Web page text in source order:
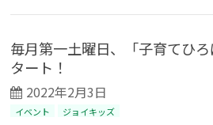
毎月第一土曜日、「子育てひ
タート！
2022年2月3日
イベント ジョイキッズ